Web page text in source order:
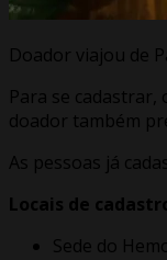
Doador viajou de
Para se
doador também
As pessoas já
Locais de
Sede do